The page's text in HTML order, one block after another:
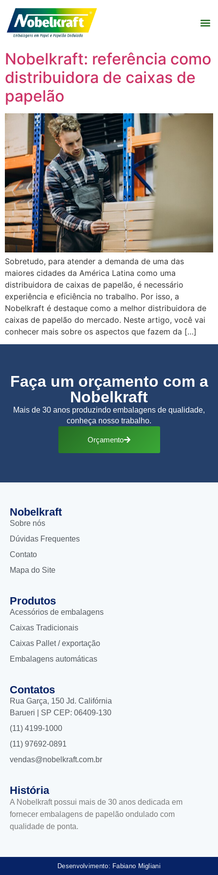
Nobelkraft: referência como
distribuidora de caixas de
papelão
Sobretudo, para atender a demanda de uma das
maiores cidades da América Latina como uma
distribuidora de caixas de papelão, é necessário
experiência e eficiência no trabalho. Por isso, a
Nobelkraft é destaque como a melhor distribuidora de
caixas de papelão do mercado. Neste artigo, você vai
conhecer mais sobre os aspectos que fazem da […]
Faça um orçamento com a
Nobelkraft
Mais de 30 anos produzindo embalagens de qualidade,
conheça nosso trabalho.
Orçamento
Nobelkraft
Sobre nós
Dúvidas Frequentes
Contato
Mapa do Site
Produtos
Acessórios de embalagens
Caixas Tradicionais
Caixas Pallet / exportação
Embalagens automáticas
Contatos
Rua Garça, 150 Jd. Califórnia
Barueri | SP CEP: 06409-130
(11) 4199-1000
(11) 97692-0891
vendas@nobelkraft.com.br
História
A Nobelkraft possui mais de 30 anos dedicada em
fornecer embalagens de papelão ondulado com
qualidade de ponta.
Desenvolvimento: Fabiano Migliani